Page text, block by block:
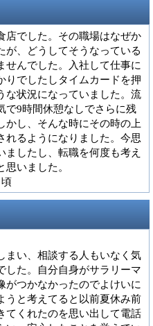
店でした。その職場はなぜか
が、どうしてそうなっている
せんでした。入社して仕事に
りでしたしタイムカードを押
な状況になっていました。流
で9時間休憩なしでさらに残
かし、そんな時にその時の上
れるようになりました。今思
ましたし、転職を何度も考え
いました。
まい、相談する人もいなく気
した。自分自身がサラリーマ
がつかなかったのでよけいに
うと考えてると以前夏休み前
てくれたのを思い出して電話